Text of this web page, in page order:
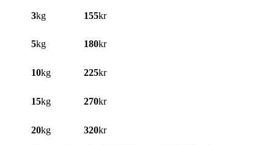
3kg 155kr
5kg 180kr
10kg 225kr
15kg 270kr
20kg 320kr